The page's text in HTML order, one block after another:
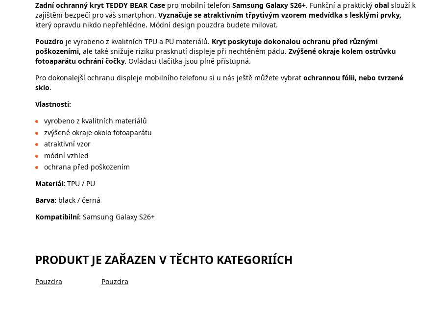
Zadní ochranný kryt TEDDY BEAR Case pro mobilní telefon Samsung Galaxy S26+. Funkční a praktický obal slouží k
zajištění bezpečí pro váš smartphon. Vyznačuje se atraktivním třpytivým vzorem medvídka s lesklými prvky,
který opravdu nikdo nepřehlédne. Módní design pouzdra budete milovat.
Pouzdro je vyrobeno z kvalitních TPU a PU materiálů. Kryt poskytuje dokonalou ochranu před různými
poškozeními, ale také snižuje riziku prasknutí displeje při nechtěném pádu. Zvýšené okraje kolem ostrůvku
fotoaparátu ochrání čočky. Ovládací tlačítka jsou plně přístupná.
Pro dokonalejší ochranu displeje mobilního telefonu si u nás ještě můžete vybrat ochrannou fólii, nebo tvrzené
sklo.
Vlastnosti:
vyrobeno z kvalitních materiálů
zvýšené okraje okolo fotoaparátu
atraktivní vzor
módní vzhled
ochrana před poškozením
Materiál: TPU / PU
Barva: black / černá
Kompatibilní: Samsung Galaxy S26+
PRODUKT JE ZAŘAZEN V TĚCHTO KATEGORIÍCH
Pouzdra Pouzdra